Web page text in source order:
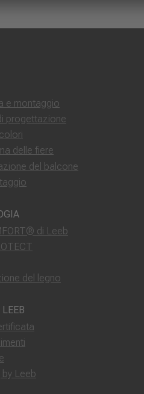
e montaggio
progettazione
delle fiere
del balcone
di Leeb
del legno
by Leeb